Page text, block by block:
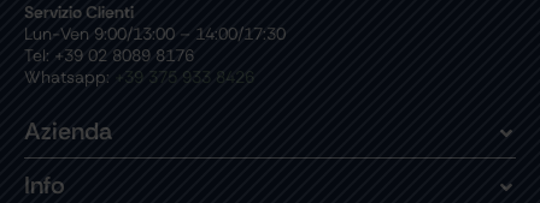
Servizio Clienti
Lun-Ven 9:00/13:00 – 14:00/17:30
Tel: +39 02 8089 8176
Whatsapp: +39 375 933 8426
Azienda
Info